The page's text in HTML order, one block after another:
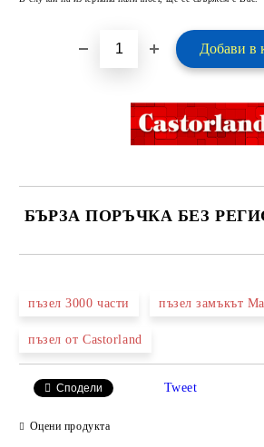
БЪРЗА ПОРЪЧКА БЕЗ
Ние ще се свържем с вас в рамките на
пъзел 3000 части пъзел замъкът
пъзел от Castorland
Сподели Tweet
Оцени продукта